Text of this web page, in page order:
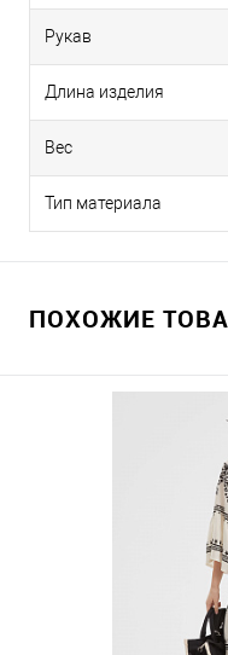
Рукав
Длина изделия
Вес
Тип материала
ПОХОЖИЕ